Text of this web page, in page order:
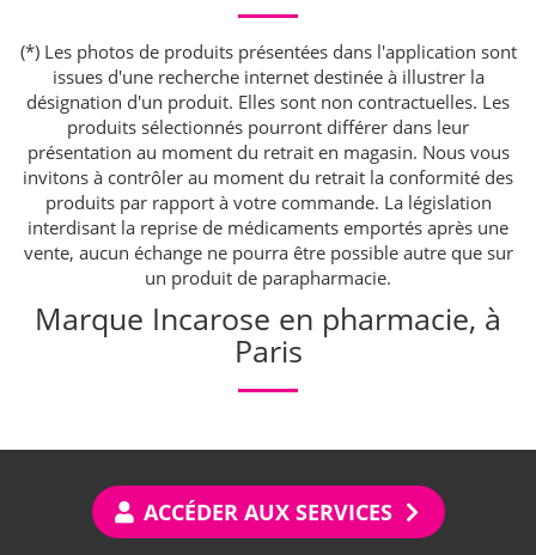
(*) Les photos de produits présentées dans l'application sont
issues d'une recherche internet destinée à illustrer la
désignation d'un produit. Elles sont non contractuelles. Les
produits sélectionnés pourront différer dans leur
présentation au moment du retrait en magasin. Nous vous
invitons à contrôler au moment du retrait la conformité des
produits par rapport à votre commande. La législation
interdisant la reprise de médicaments emportés après une
vente, aucun échange ne pourra être possible autre que sur
un produit de parapharmacie.
Marque Incarose en pharmacie, à
Paris
ACCÉDER AUX SERVICES